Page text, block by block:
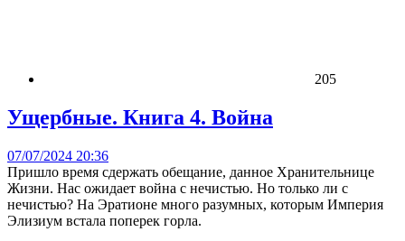
205
Ущербные. Книга 4. Война
07/07/2024 20:36
Пришло время сдержать обещание, данное Хранительнице
Жизни. Нас ожидает война с нечистью. Но только ли с
нечистью? На Эратионе много разумных, которым Империя
Элизиум встала поперек горла.